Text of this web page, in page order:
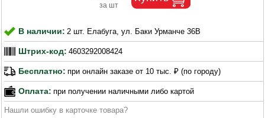
В наличии: 2 шт. Елабуга, ул. Баки Урманче 36В
Штрих-код: 4603292008424
Бесплатно: при онлайн заказе от 10 тыс. ₽ (по городу)
Оплата: при получении наличными либо картой
Нашли ошибку в карточке товара?